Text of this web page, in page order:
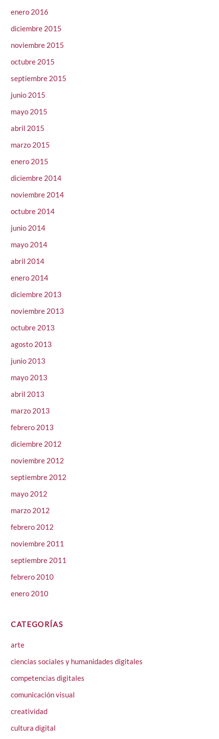
enero 2016
diciembre 2015
noviembre 2015
octubre 2015
septiembre 2015
junio 2015
mayo 2015
abril 2015
marzo 2015
enero 2015
diciembre 2014
noviembre 2014
octubre 2014
junio 2014
mayo 2014
abril 2014
enero 2014
diciembre 2013
noviembre 2013
octubre 2013
agosto 2013
junio 2013
mayo 2013
abril 2013
marzo 2013
febrero 2013
diciembre 2012
noviembre 2012
septiembre 2012
mayo 2012
marzo 2012
febrero 2012
noviembre 2011
septiembre 2011
febrero 2010
enero 2010
CATEGORÍAS
arte
ciencias sociales y humanidades digitales
competencias digitales
comunicación visual
creatividad
cultura digital